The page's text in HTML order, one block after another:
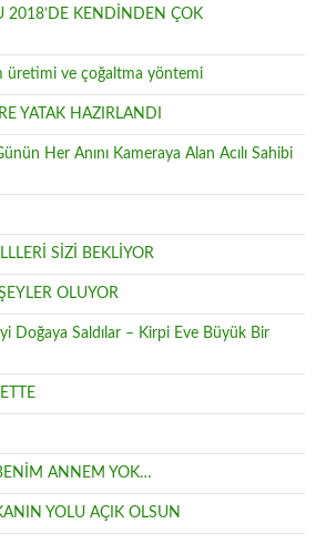
2018’DE KENDİNDEN ÇOK
üretimi ve çoğaltma yöntemi
YATAK HAZIRLANDI
Her Anını Kameraya Alan Acılı Sahibi
SİZİ BEKLİYOR
OLUYOR
Doğaya Saldılar – Kirpi Eve Büyük Bir
ANNEM YOK…
YOLU AÇIK OLSUN